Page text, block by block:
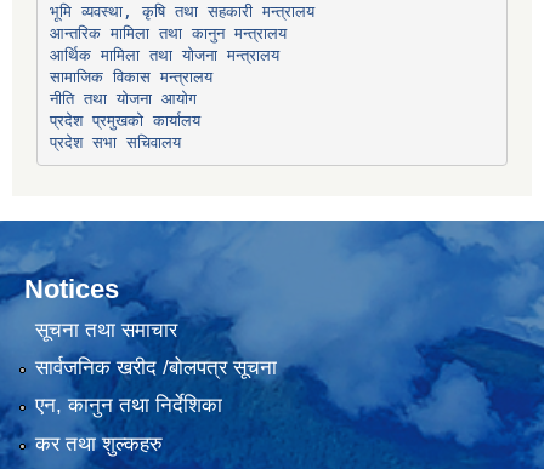
भूमि व्यवस्था, कृषि तथा सहकारी मन्त्रालय
आन्तरिक मामिला तथा कानुन मन्त्रालय
आर्थिक मामिला तथा योजना मन्त्रालय
सामाजिक विकास मन्त्रालय
नीति तथा योजना आयोग
प्रदेश प्रमुखको कार्यालय
प्रदेश सभा सचिवालय
Notices
सूचना तथा समाचार
सार्वजनिक खरीद /बोलपत्र सूचना
एन, कानुन तथा निर्देशिका
कर तथा शुल्कहरु